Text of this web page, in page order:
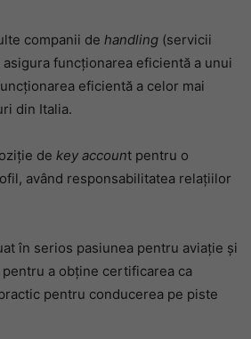
companii de handling (servicii
funcționarea eficientă a unui
eficientă a celor mai
din Italia.
de key account pentru o
având responsabilitatea relațiilor
în serios pasiunea pentru aviație și
a obține certificarea ca
pentru conducerea pe piste